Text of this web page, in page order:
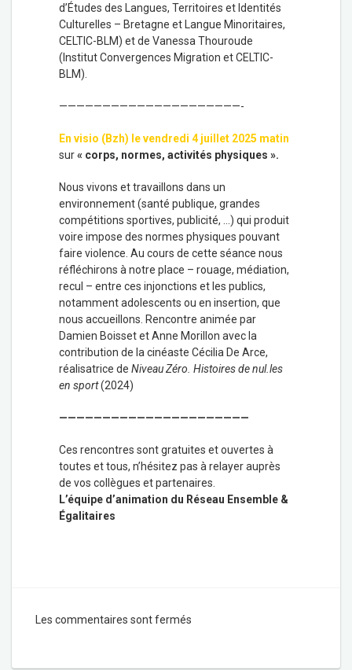
d’Études des Langues, Territoires et Identités
Culturelles – Bretagne et Langue Minoritaires,
CELTIC-BLM) et de Vanessa Thouroude
(Institut Convergences Migration et CELTIC-
BLM).
—————————————————————-
En visio (Bzh) le vendredi 4 juillet 2025 matin
sur« corps, normes, activités physiques ».
Nous vivons et travaillons dans un
environnement (santé publique, grandes
compétitions sportives, publicité, …) qui produit
voire impose des normes physiques pouvant
faire violence. Au cours de cette séance nous
réfléchirons à notre place – rouage, médiation,
recul – entre ces injonctions et les publics,
notamment adolescents ou en insertion, que
nous accueillons. Rencontre animée par
Damien Boisset et Anne Morillon avec la
contribution de la cinéaste Cécilia De Arce,
réalisatrice de Niveau Zéro. Histoires de nul.les
en sport(2024)
——————————————————————
Ces rencontres sont gratuites et ouvertes à
toutes et tous, n’hésitez pas à relayer auprès
de vos collègues et partenaires.
L’équipe d’animation du Réseau Ensemble &
Égalitaires
Les commentaires sont fermés